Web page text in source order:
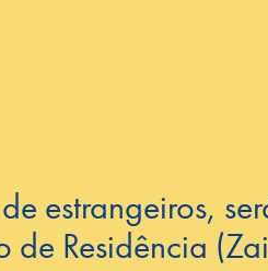
estrangeiros,
de Residência